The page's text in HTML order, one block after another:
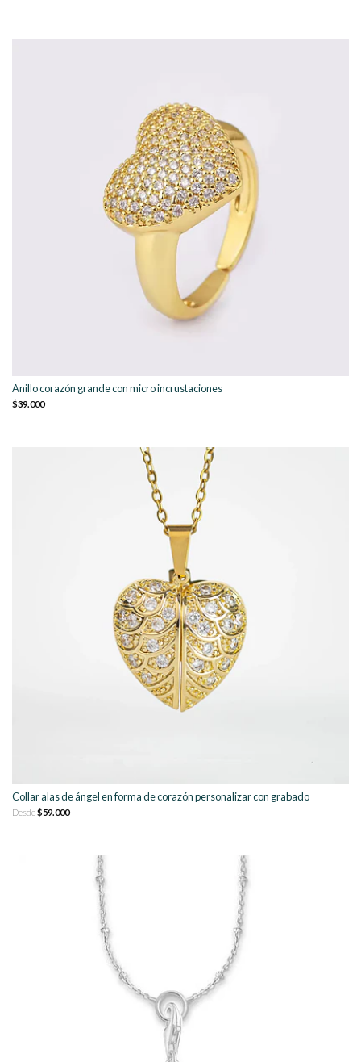
Anillo corazón grande con micro incrustaciones
$39.000
Collar alas de ángel en forma de corazón personalizar con grabado
Desde$59.000